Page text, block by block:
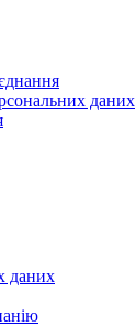
даних
даних